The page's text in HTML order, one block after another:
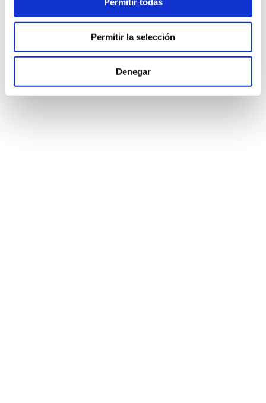
Permitir la selección
Denegar